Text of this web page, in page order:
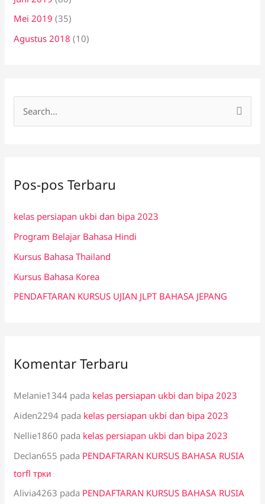
Mei 2019 (35)
Agustus 2018 (10)
u
t
u
k
:
Pos-pos Terbaru
kelas persiapan ukbi dan bipa 2023
Program Belajar Bahasa Hindi
Kursus Bahasa Thailand
Kursus Bahasa Korea
PENDAFTARAN KURSUS UJIAN JLPT BAHASA JEPANG
Komentar Terbaru
Melanie1344 pada kelas persiapan ukbi dan bipa 2023
Aiden2294 pada kelas persiapan ukbi dan bipa 2023
Nellie1860 pada kelas persiapan ukbi dan bipa 2023
Declan655 pada PENDAFTARAN KURSUS BAHASA RUSIA
torfl трки
Alivia4263 pada PENDAFTARAN KURSUS BAHASA RUSIA